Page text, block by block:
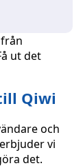
ut det
Qiwi
och
vi
det.